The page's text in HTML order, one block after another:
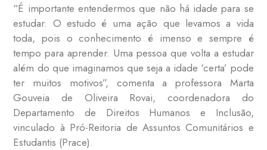
“É importante entendermos que não há idade para se
estudar. O estudo é uma ação que levamos a vida
toda, pois o conhecimento é imenso e sempre é
tempo para aprender. Uma pessoa que volta a estudar
além do que imaginamos que seja a idade ‘certa’ pode
ter muitos motivos”, comenta a professora Marta
Gouveia de Oliveira Rovai, coordenadora do
Departamento de Direitos Humanos e Inclusão,
vinculado à Pró-Reitoria de Assuntos Comunitários e
Estudantis (Prace).